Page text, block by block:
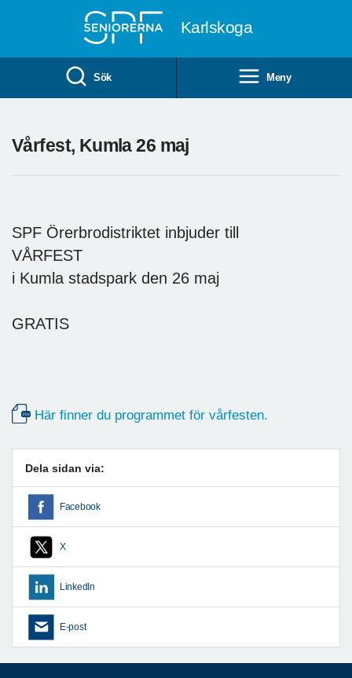
Karlskoga
Sök Meny
Vårfest, Kumla 26 maj
SPF Örerbrodistriktet inbjuder till
VÅRFEST
i Kumla stadspark den 26 maj
GRATIS
Här finner du programmet för vårfesten.
Dela sidan via:
Facebook
X
LinkedIn
E-post